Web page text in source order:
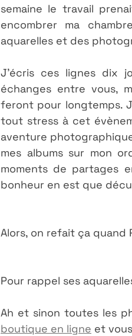
semaine le travail
encombrer ma
aquarelles et des
J'écris ces lignes dix
échanges entre vous,
feront pour longtemps.
tout stress à cet
aventure
mes albums sur mon
moments de partages
bonheur en est que
Alors, on refait ça quand
Pour rappel ses
Ah et sinon toutes les
boutique en ligne et